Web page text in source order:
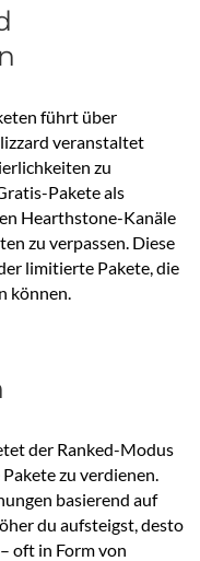
führt über
veranstaltet
zu
Pakete als
Hearthstone-Kanäle
zu verpassen. Diese
limitierte Pakete, die
können.
der Ranked-Modus
zu verdienen.
basierend auf
du aufsteigst, desto
oft in Form von